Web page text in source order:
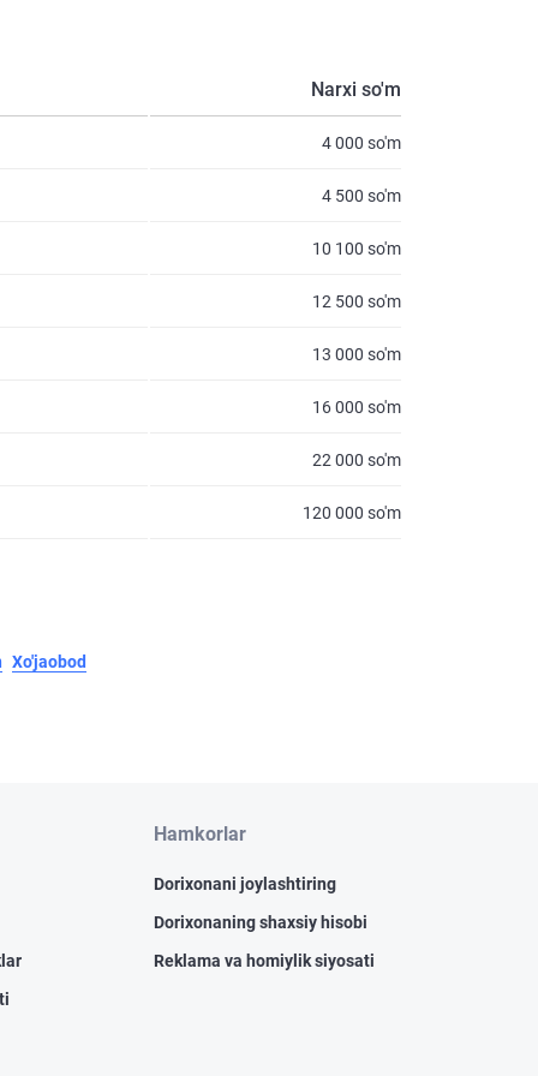
Narxi so'm
4 000 so'm
4 500 so'm
10 100 so'm
12 500 so'm
13 000 so'm
16 000 so'm
22 000 so'm
120 000 so'm
Xo'jaobod
Hamkorlar
Dorixonani joylashtiring
Dorixonaning shaxsiy hisobi
Reklama va homiylik siyosati